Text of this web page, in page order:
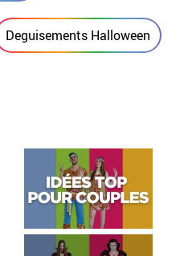
Deguisements Halloween